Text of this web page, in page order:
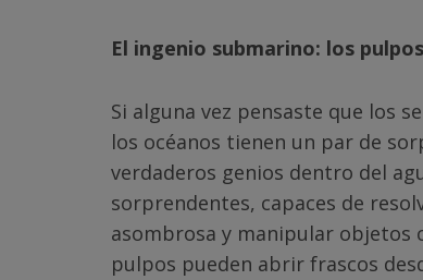
El ingenio submarino: los
Si alguna vez pensaste que los
los océanos tienen un par de
verdaderos genios dentro del
sorprendentes, capaces de
asombrosa y manipular objetos
pulpos pueden abrir frascos